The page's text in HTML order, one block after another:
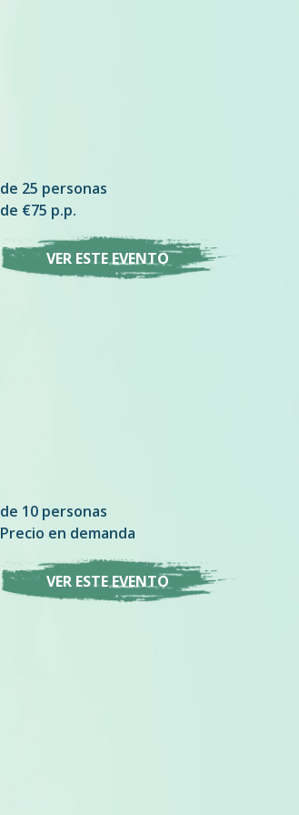
de 25 personas
de €75 p.p.
VER ESTE EVENTO
de 10 personas
Precio en demanda
VER ESTE EVENTO